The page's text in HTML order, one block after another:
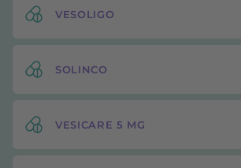
VESOLIGO
SOLINCO
VESICARE 5 MG